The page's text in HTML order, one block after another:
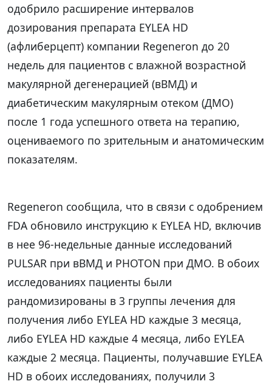
одобрило расширение интервалов
дозирования препарата EYLEA HD
(афлиберцепт) компании Regeneron до 20
недель для пациентов с влажной возрастной
макулярной дегенерацией (вВМД) и
диабетическим макулярным отеком (ДМО)
после 1 года успешного ответа на терапию,
оцениваемого по зрительным и анатомическим
показателям.
Regeneron сообщила, что в связи с одобрением
FDA обновило инструкцию к EYLEA HD, включив
в нее 96-недельные данные исследований
PULSAR при вВМД и PHOTON при ДМО. В обоих
исследованиях пациенты были
рандомизированы в 3 группы лечения для
получения либо EYLEA HD каждые 3 месяца,
либо EYLEA HD каждые 4 месяца, либо EYLEA
каждые 2 месяца. Пациенты, получавшие EYLEA
HD в обоих исследованиях, получили 3